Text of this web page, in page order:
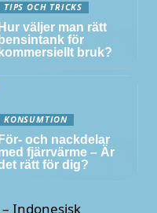
TIPS OCH TRICKS
Hur väljer man rätt
bensintank för
kommersiellt bruk?
KONSUMTION
För- och nackdelar
fjärrvärme – Är
rätt för dig?
Indonesisk